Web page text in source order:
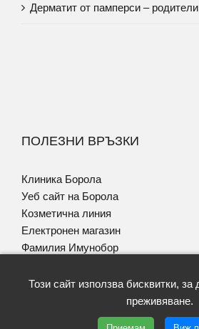
Дерматит от памперси –
ПОЛЕЗНИ ВРЪЗКИ
Клиника Борола
Уеб сайт на Борола
Козметична линия
Електронен магазин
Фамилия Имунобор
Този сайт използва бисквитки,
преживяване.